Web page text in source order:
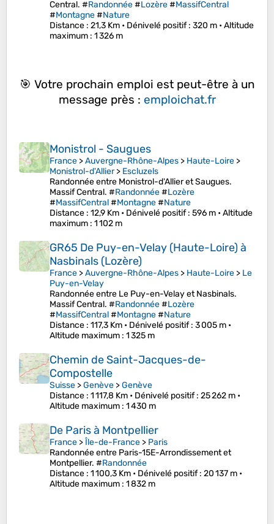
Central. #Randonnée#Lozère#MassifCentral
#Montagne#Nature
Distance : 21,3 Km • Dénivelé positif: 320 m •Altitude
maximum : 1 326 m
🎯 Votre prochain emploi est peut-être à un
message près : emploichat.fr
Monistrol - Saugues
France >Auvergne-Rhône-Alpes > Haute-Loire >
Monistrol-d'Allier> Escluzels
Randonnée entre Monistrol-d'Allier et Saugues.
Massif Central. #Randonnée#Lozère
#MassifCentral#Montagne#Nature
Distance : 12,9 Km • Dénivelé positif: 596 m •Altitude
maximum : 1 102 m
GR65 De Puy-en-Velay (Haute-Loire) à
Nasbinals (Lozère)
France >Auvergne-Rhône-Alpes > Haute-Loire > Le
Puy-en-Velay
Randonnée entre Le Puy-en-Velay et Nasbinals.
Massif Central. #Randonnée#Lozère
#MassifCentral#Montagne#Nature
Distance : 117,3 Km • Dénivelé positif: 3 005 m •
Altitude maximum : 1 325 m
Chemin de Saint-Jacques-de-
Compostelle
Suisse >Genève >Genève
Distance : 1 117,8 Km • Dénivelé positif: 25 262 m •
Altitude maximum : 1 430 m
De Paris à Montpellier
France >Île-de-France > Paris
Randonnée entre Paris-15E-Arrondissement et
Montpellier. #Randonnée
Distance : 1 100,3 Km • Dénivelé positif: 20 137 m •
Altitude maximum : 1 832 m